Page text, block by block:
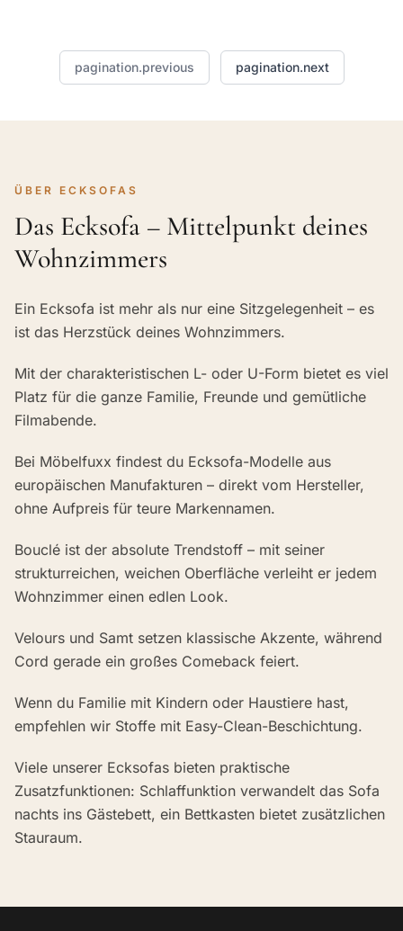
pagination.previous pagination.next
ÜBER ECKSOFAS
Das Ecksofa – Mittelpunkt deines
Wohnzimmers
Ein Ecksofa ist mehr als nur eine Sitzgelegenheit – es
ist das Herzstück deines Wohnzimmers.
Mit der charakteristischen L- oder U-Form bietet es viel
Platz für die ganze Familie, Freunde und gemütliche
Filmabende.
Bei Möbelfuxx findest du Ecksofa-Modelle aus
europäischen Manufakturen – direkt vom Hersteller,
ohne Aufpreis für teure Markennamen.
Bouclé ist der absolute Trendstoff – mit seiner
strukturreichen, weichen Oberfläche verleiht er jedem
Wohnzimmer einen edlen Look.
Velours und Samt setzen klassische Akzente, während
Cord gerade ein großes Comeback feiert.
Wenn du Familie mit Kindern oder Haustiere hast,
empfehlen wir Stoffe mit Easy-Clean-Beschichtung.
Viele unserer Ecksofas bieten praktische
Zusatzfunktionen: Schlaffunktion verwandelt das Sofa
nachts ins Gästebett, ein Bettkasten bietet zusätzlichen
Stauraum.